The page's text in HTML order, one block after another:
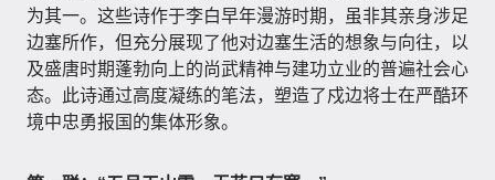
为其一。这些诗作于李白早年漫游时期，虽非其亲身涉足
边塞所作，但充分展现了他对边塞生活的想象与向往，以
及盛唐时期蓬勃向上的尚武精神与建功立业的普遍社会心
态。此诗通过高度凝练的笔法，塑造了戍边将士在严酷环
境中忠勇报国的集体形象。